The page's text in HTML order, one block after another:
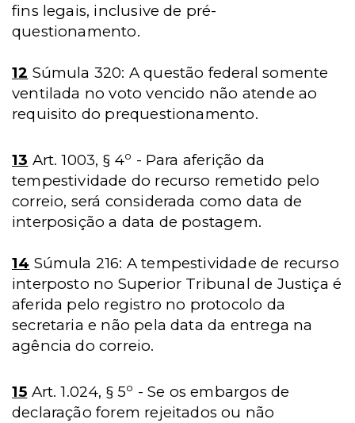
fins legais, inclusive de pré-
questionamento.
12 Súmula 320: A questão federal somente
ventilada no voto vencido não atende ao
requisito do prequestionamento.
13 Art. 1003, § 4o - Para aferição da
tempestividade do recurso remetido pelo
correio, será considerada como data de
interposição a data de postagem.
14 Súmula 216: A tempestividade de recurso
interposto no Superior Tribunal de Justiça é
aferida pelo registro no protocolo da
secretaria e não pela data da entrega na
agência do correio.
15 Art. 1.024, § 5o - Se os embargos de
declaração forem rejeitados ou não